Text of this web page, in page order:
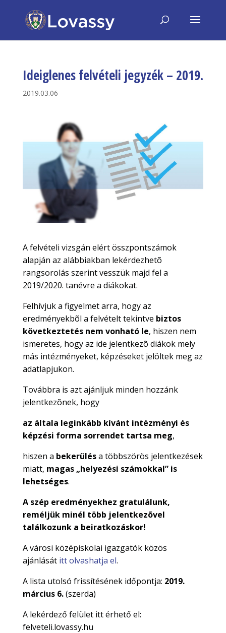
Ideiglenes felvételi jegyzék – 2019.
2019.03.06
A felvételi vizsgán elért összpontszámok
alapján az alábbiakban lekérdezhetõ
rangsorolás szerint vesszük majd fel a
2019/2020. tanévre a diákokat.
Felhívjuk a figyelmet arra, hogy az
eredményekbõl a felvételt tekintve biztos
következtetés nem vonható le, hiszen nem
ismeretes, hogy az ide jelentkezõ diákok mely
más intézményeket, képzéseket jelöltek meg az
adatlapjukon.
Továbbra is azt ajánljuk minden hozzánk
jelentkezõnek, hogy
az általa leginkább kívánt intézményi és
képzési forma sorrendet tartsa meg,
hiszen a bekerülésa többszörös jelentkezések
miatt, magas „helyezési számokkal” is
lehetséges.
A szép eredményekhez gratulálunk,
reméljük minél több jelentkezõvel
találkozunk a beiratkozáskor!
A városi középiskolai igazgatók közös
ajánlását itt olvashatja el.
A lista utolsó frissítésének időpontja: 2019.
március 6.(szerda)
A lekérdező felület itt érhető el:
felveteli.lovassy.hu